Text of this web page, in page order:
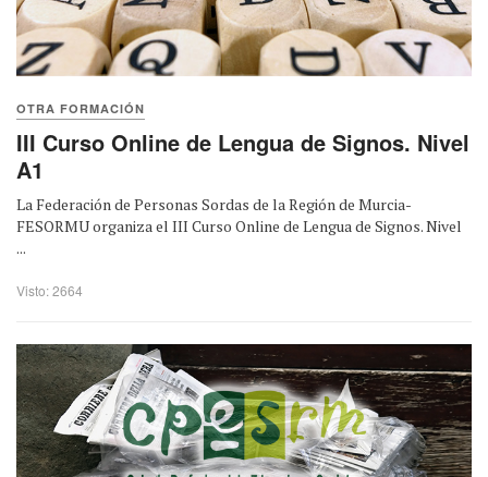
OTRA FORMACIÓN
III Curso Online de Lengua de Signos. Nivel
A1
La Federación de Personas Sordas de la Región de Murcia-
FESORMU organiza el III Curso Online de Lengua de Signos. Nivel
...
Visto: 2664